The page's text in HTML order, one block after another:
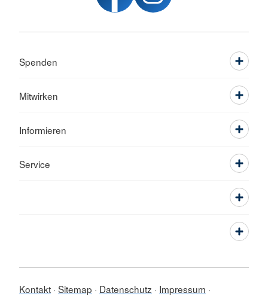
Spenden
Mitwirken
Informieren
Service
Kontakt Sitemap Datenschutz
Impressum